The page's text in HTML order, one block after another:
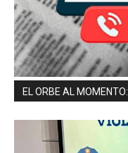
EL ORBE AL MOMENTO: